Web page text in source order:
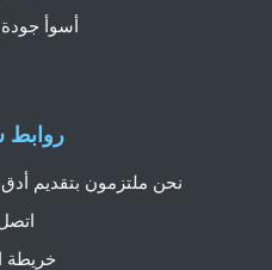
روابط
نحن ملتزمون بتقديم
خريطة
أسوأ جودة